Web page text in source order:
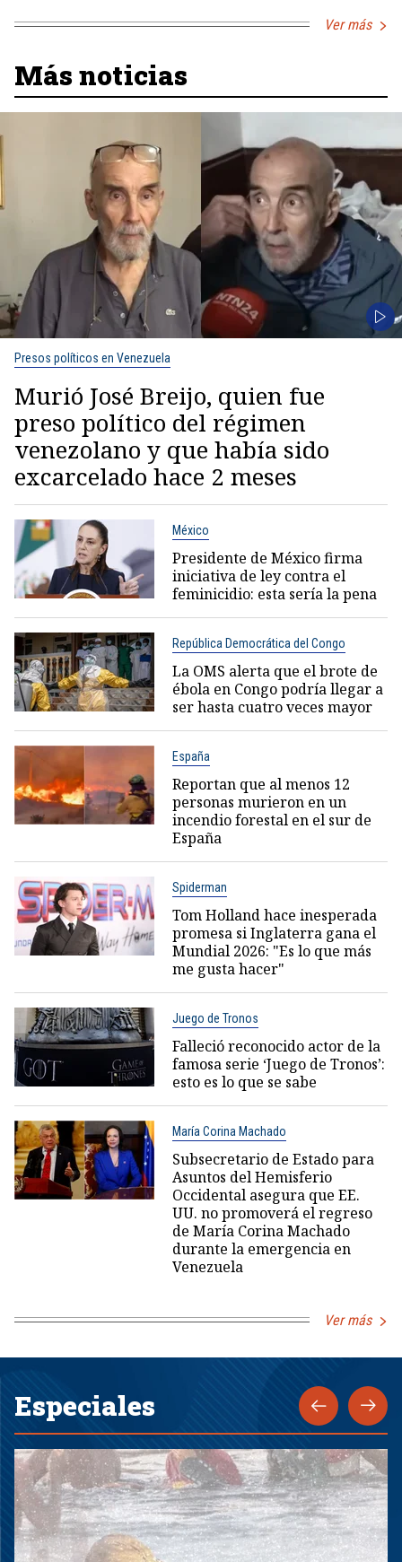
Ver más
Más noticias
Presos políticos en Venezuela
Murió José Breijo, quien fue
preso político del régimen
venezolano y que había sido
excarcelado hace 2 meses
México
Presidente de México firma
iniciativa de ley contra el
feminicidio: esta sería la pena
República Democrática del Congo
La OMS alerta que el brote de
ébola en Congo podría llegar a
ser hasta cuatro veces mayor
España
Reportan que al menos 12
personas murieron en un
incendio forestal en el sur de
España
Spiderman
Tom Holland hace inesperada
promesa si Inglaterra gana el
Mundial 2026: "Es lo que más
me gusta hacer"
Juego de Tronos
Falleció reconocido actor de la
famosa serie ‘Juego de Tronos’:
esto es lo que se sabe
María Corina Machado
Subsecretario de Estado para
Asuntos del Hemisferio
Occidental asegura que EE.
UU. no promoverá el regreso
de María Corina Machado
durante la emergencia en
Venezuela
Ver más
Especiales